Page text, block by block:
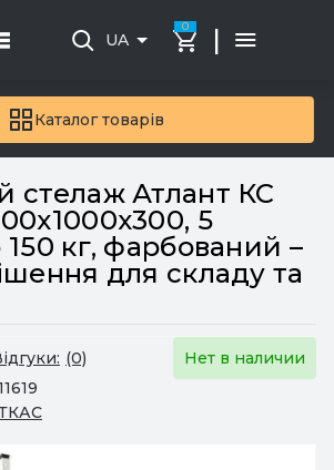
Каталог товарів
UA
0 |
стелаж Атлант КС
5
кг, фарбований –
для складу та
(0)
Нет в наличии